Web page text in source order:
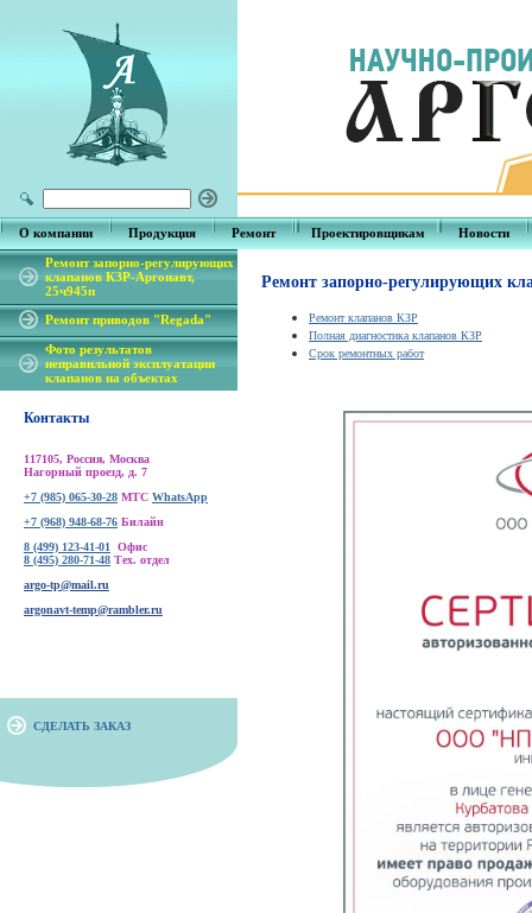
О компании Продукция Ремонт Проектировщикам Новости
Ремонт запорно-регулирующих
клапанов КЗР-Аргонавт,
25ч945п
Ремонт приводов "Regada"
Фото результатов
неправильной эксплуатации
клапанов на объектах
Контакты
117105, Россия, Москва
Нагорный проезд, д. 7
+7 (985) 065-30-28 МТС WhatsApp
+7 (968) 948-68-76 Билайн
8 (499) 123-41-01 Офис
8 (495) 280-71-48 Тех. отдел
argo-tp@mail.ru
argonavt-temp@rambler.ru
СДЕЛАТЬ ЗАКАЗ
Ремонт запорно-регулирующих
Ремонт клапанов КЗР
Полная диагностика клапанов КЗР
Срок ремонтных работ